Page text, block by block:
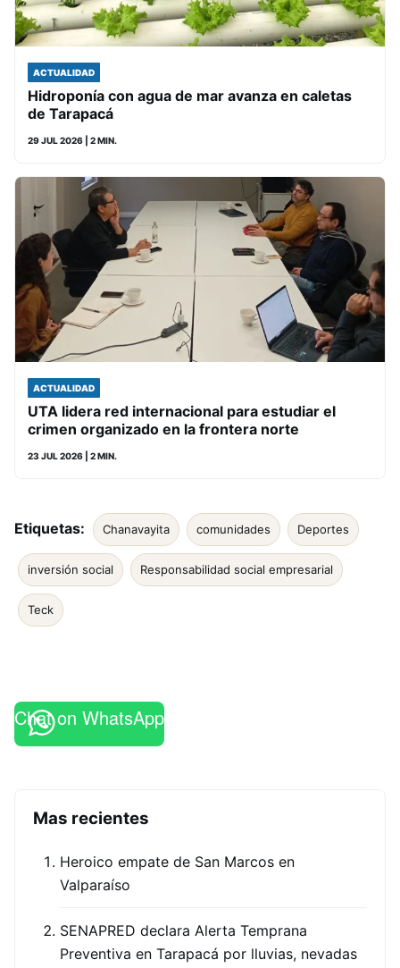
ACTUALIDAD
Hidroponía con agua de mar avanza en caletas
de Tarapacá
29 JUL 2026 | 2 MIN.
ACTUALIDAD
UTA lidera red internacional para estudiar el
crimen organizado en la frontera norte
23 JUL 2026 | 2 MIN.
Etiquetas: Chanavayita comunidades Deportes
inversión social Responsabilidad social empresarial
Teck
Chat on WhatsApp
Mas recientes
Heroico empate de San Marcos en
Valparaíso
SENAPRED declara Alerta Temprana
Preventiva en Tarapacá por lluvias, nevadas